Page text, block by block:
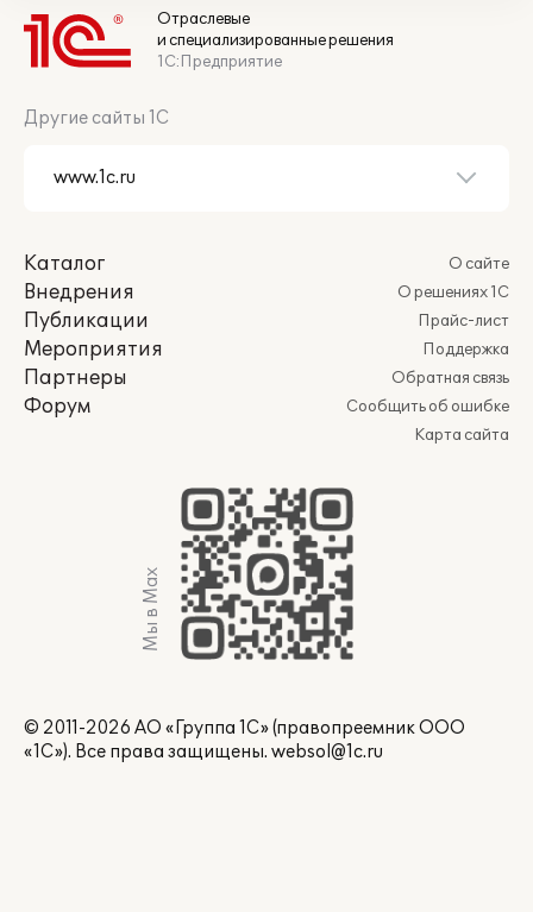
Отраслевые
и специализированные решения
1С:Предприятие
Другие сайты 1С
Каталог
Внедрения
Публикации
Мероприятия
Партнеры
Форум
О сайте
О решениях 1С
Прайс-лист
Поддержка
Обратная связь
Сообщить об ошибке
Карта сайта
Мы в Max
© 2011-2026 АО «Группа 1С» (правопреемник ООО
«1С»). Все права защищены. websol@1c.ru